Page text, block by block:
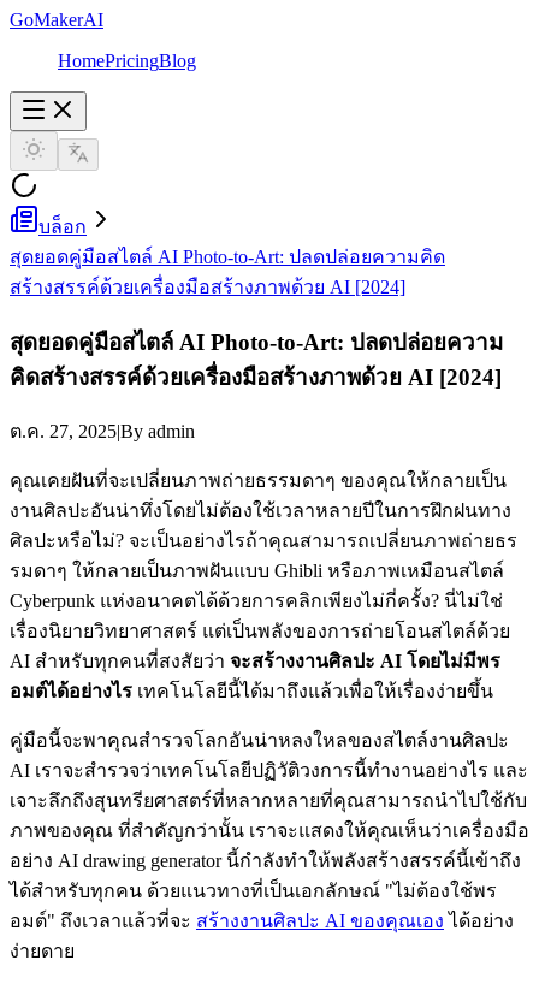
GoMakerAI
HomePricingBlog
บล็อก
สุดยอดคู่มือสไตล์ AI Photo-to-Art: ปลดปล่อยความคิด
สร้างสรรค์ด้วยเครื่องมือสร้างภาพด้วย AI [2024]
สุดยอดคู่มือสไตล์ AI Photo-to-Art: ปลดปล่อยความ
คิดสร้างสรรค์ด้วยเครื่องมือสร้างภาพด้วย AI [2024]
ต.ค. 27, 2025|By admin
คุณเคยฝันที่จะเปลี่ยนภาพถ่ายธรรมดาๆ ของคุณให้กลายเป็น
งานศิลปะอันน่าทึ่งโดยไม่ต้องใช้เวลาหลายปีในการฝึกฝนทาง
ศิลปะหรือไม่? จะเป็นอย่างไรถ้าคุณสามารถเปลี่ยนภาพถ่ายธร
รมดาๆ ให้กลายเป็นภาพฝันแบบ Ghibli หรือภาพเหมือนสไตล์
Cyberpunk แห่งอนาคตได้ด้วยการคลิกเพียงไม่กี่ครั้ง? นี่ไม่ใช่
เรื่องนิยายวิทยาศาสตร์ แต่เป็นพลังของการถ่ายโอนสไตล์ด้วย
AI สำหรับทุกคนที่สงสัยว่า จะสร้างงานศิลปะ AI โดยไม่มีพร
อมต์ได้อย่างไร เทคโนโลยีนี้ได้มาถึงแล้วเพื่อให้เรื่องง่ายขึ้น
คู่มือนี้จะพาคุณสำรวจโลกอันน่าหลงใหลของสไตล์งานศิลปะ
AI เราจะสำรวจว่าเทคโนโลยีปฏิวัติวงการนี้ทำงานอย่างไร และ
เจาะลึกถึงสุนทรียศาสตร์ที่หลากหลายที่คุณสามารถนำไปใช้กับ
ภาพของคุณ ที่สำคัญกว่านั้น เราจะแสดงให้คุณเห็นว่าเครื่องมือ
อย่าง AI drawing generator นี้กำลังทำให้พลังสร้างสรรค์นี้เข้าถึง
ได้สำหรับทุกคน ด้วยแนวทางที่เป็นเอกลักษณ์ "ไม่ต้องใช้พร
อมต์" ถึงเวลาแล้วที่จะ สร้างงานศิลปะ AI ของคุณเอง ได้อย่าง
ง่ายดาย